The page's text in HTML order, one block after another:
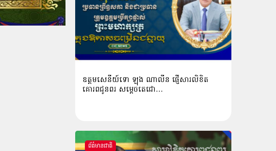
ឧត្ដមសេនីយ៍ទោ ឡុង ណាលីន ផ្ញើសារលិខិត
គោរពជូនពរ សម្ដេចតេជោ…
ព័ត៌មានជាតិ